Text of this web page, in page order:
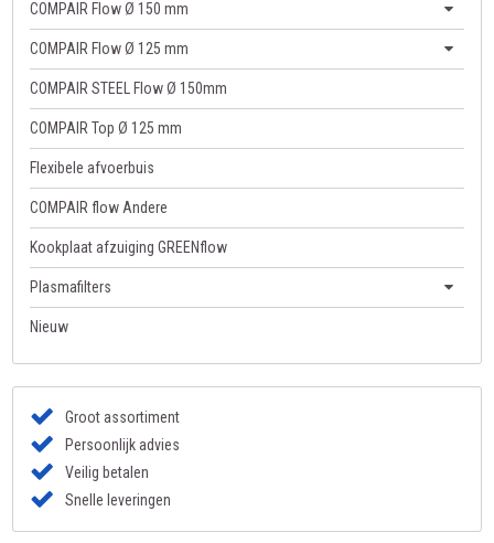
COMPAIR Flow Ø 150 mm
COMPAIR Flow Ø 125 mm
COMPAIR STEEL Flow Ø 150mm
COMPAIR Top Ø 125 mm
Flexibele afvoerbuis
COMPAIR flow Andere
Kookplaat afzuiging GREENflow
Plasmafilters
Nieuw
Groot assortiment
Persoonlijk advies
Veilig betalen
Snelle leveringen